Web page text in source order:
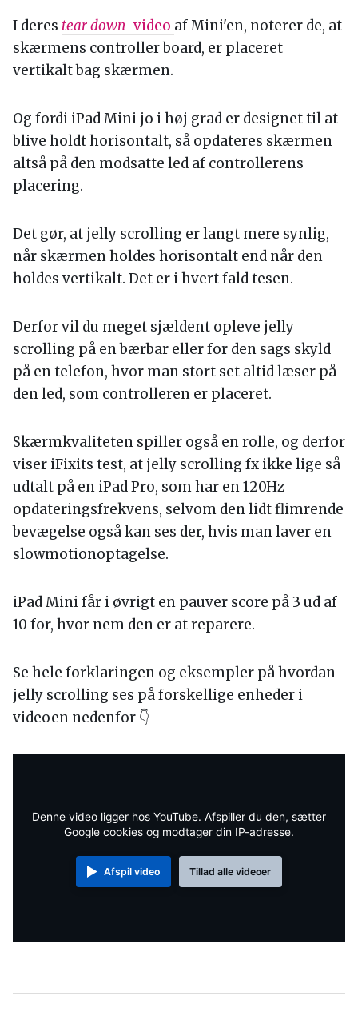
I deres tear down-video af Mini'en, noterer de, at
skærmens controller board, er placeret
vertikalt bag skærmen.
Og fordi iPad Mini jo i høj grad er designet til at
blive holdt horisontalt, så opdateres skærmen
altså på den modsatte led af controllerens
placering.
Det gør, at jelly scrolling er langt mere synlig,
når skærmen holdes horisontalt end når den
holdes vertikalt. Det er i hvert fald tesen.
Derfor vil du meget sjældent opleve jelly
scrolling på en bærbar eller for den sags skyld
på en telefon, hvor man stort set altid læser på
den led, som controlleren er placeret.
Skærmkvaliteten spiller også en rolle, og derfor
viser iFixits test, at jelly scrolling fx ikke lige så
udtalt på en iPad Pro, som har en 120Hz
opdateringsfrekvens, selvom den lidt flimrende
bevægelse også kan ses der, hvis man laver en
slowmotionoptagelse.
iPad Mini får i øvrigt en pauver score på 3 ud af
10 for, hvor nem den er at reparere.
Se hele forklaringen og eksempler på hvordan
jelly scrolling ses på forskellige enheder i
videoen nedenfor 👇
Denne video ligger hos YouTube. Afspiller du den, sætter
Google cookies og modtager din IP-adresse.
Afspil video Tillad alle videoer